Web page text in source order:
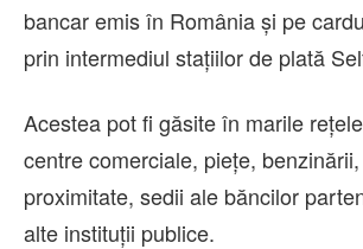
bancar emis în România și pe
prin intermediul stațiilor de plată
Acestea pot fi găsite în marile
centre comerciale, piețe,
proximitate, sedii ale băncilor
alte instituții publice.